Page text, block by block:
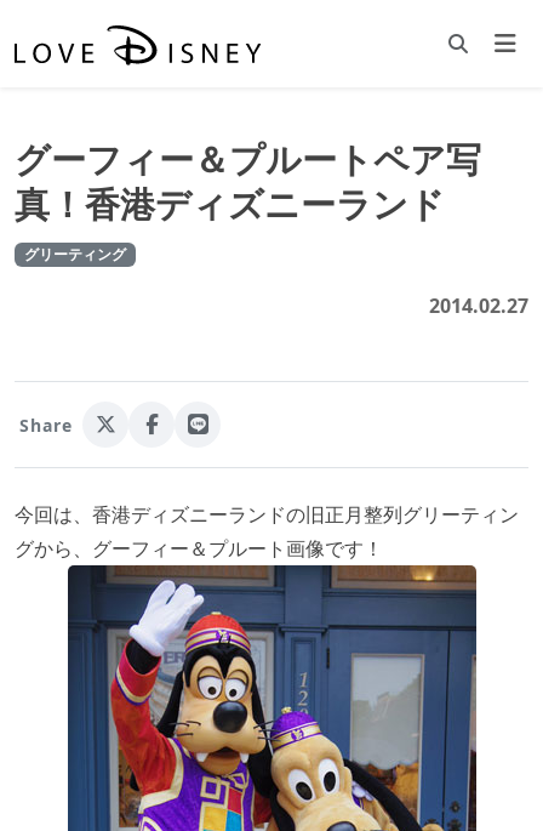
グーフィー＆プルートペア写
真！香港ディズニーランド
グリーティング
2014.02.27
Share
今回は、香港ディズニーランドの旧正月整列グリーティン
グから、グーフィー＆プルート画像です！